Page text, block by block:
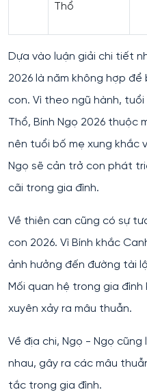
Thổ
Dựa vào luận giải chi tiết
2026 là năm không hợp để
con. Vì theo ngũ hành, tuổi
Thổ, Bính Ngọ 2026 thuộc
nên tuổi bố mẹ xung khắc
Ngọ sẽ cản trở con phát
cãi trong gia đình.
Về thiên can cũng có sự
con 2026. Vì Bính khắc
ảnh hưởng đến đường tài
Mối quan hệ trong gia
xuyên xảy ra mâu thuẫn.
Về địa chi, Ngọ - Ngọ
nhau, gây ra các mâu
tắc trong gia đình.